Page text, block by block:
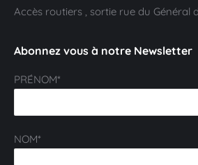
Accès routiers , sortie rue du Général
Abonnez vous à notre Newsletter
PRÉNOM*
NOM*